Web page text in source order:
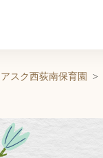
アスク西荻南保育園